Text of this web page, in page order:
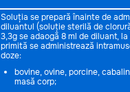
Soluția se prepară înainte de
diluantul (soluție sterilă de
3,3g se adaogă 8 ml de diluant,
primită se administrează
doze:
bovine, ovine, porcine,
masă corp;